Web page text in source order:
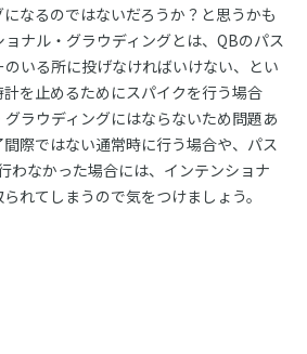
なるのではないだろうか？と思うかも
ナル・グラウディングとは、QBのパス
いる所に投げなければいけない、とい
を止めるためにスパイクを行う場合
ラウディングにはならないため問題あ
際ではない通常時に行う場合や、パス
わなかった場合には、インテンショナ
れてしまうので気をつけましょう。